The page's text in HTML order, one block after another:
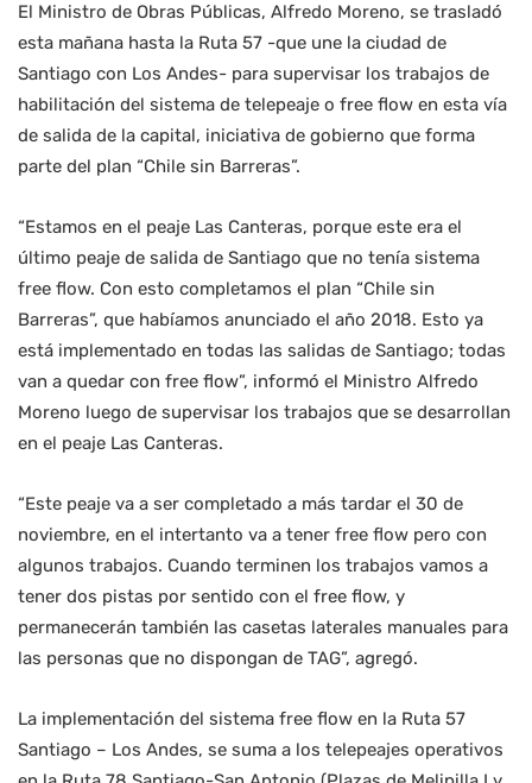
El Ministro de Obras Públicas, Alfredo Moreno, se trasladó
esta mañana hasta la Ruta 57 -que une la ciudad de
Santiago con Los Andes- para supervisar los trabajos de
habilitación del sistema de telepeaje o free flow en esta vía
de salida de la capital, iniciativa de gobierno que forma
parte del plan “Chile sin Barreras”.
“Estamos en el peaje Las Canteras, porque este era el
último peaje de salida de Santiago que no tenía sistema
free flow. Con esto completamos el plan “Chile sin
Barreras”, que habíamos anunciado el año 2018. Esto ya
está implementado en todas las salidas de Santiago; todas
van a quedar con free flow”, informó el Ministro Alfredo
Moreno luego de supervisar los trabajos que se desarrollan
en el peaje Las Canteras.
“Este peaje va a ser completado a más tardar el 30 de
noviembre, en el intertanto va a tener free flow pero con
algunos trabajos. Cuando terminen los trabajos vamos a
tener dos pistas por sentido con el free flow, y
permanecerán también las casetas laterales manuales para
las personas que no dispongan de TAG”, agregó.
La implementación del sistema free flow en la Ruta 57
Santiago – Los Andes, se suma a los telepeajes operativos